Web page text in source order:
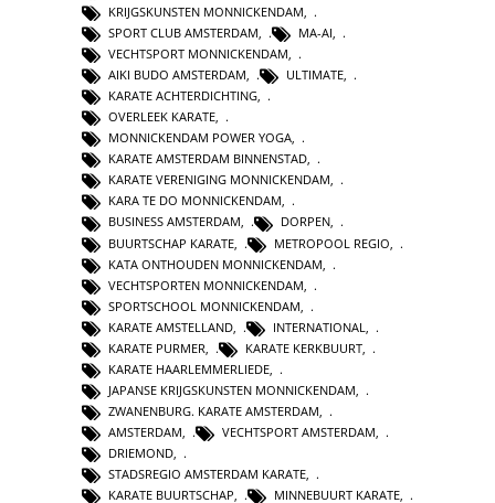
KRIJGSKUNSTEN MONNICKENDAM
SPORT CLUB AMSTERDAM
MA-AI
VECHTSPORT MONNICKENDAM
AIKI BUDO AMSTERDAM, ULTIMATE,
KARATE ACHTERDICHTING,
OVERLEEK KARATE,
MONNICKENDAM POWER YOGA,
KARATE AMSTERDAM BINNENSTAD,
KARATE VERENIGING MONNICKENDAM,
KARA TE DO MONNICKENDAM,
BUSINESS AMSTERDAM, DORPEN,
BUURTSCHAP KARATE
METROPOOL REGIO
KATA ONTHOUDEN MONNICKENDAM
VECHTSPORTEN MONNICKENDAM
SPORTSCHOOL MONNICKENDAM
KARATE AMSTELLAND
INTERNATIONAL
KARATE PURMER
KARATE KERKBUURT
KARATE HAARLEMMERLIEDE
JAPANSE KRIJGSKUNSTEN MONNICKENDAM
ZWANENBURG. KARATE AMSTERDAM,
AMSTERDAM, VECHTSPORT AMSTERDAM,
DRIEMOND,
STADSREGIO AMSTERDAM KARATE,
KARATE BUURTSCHAP, MINNEBUURT KARATE,